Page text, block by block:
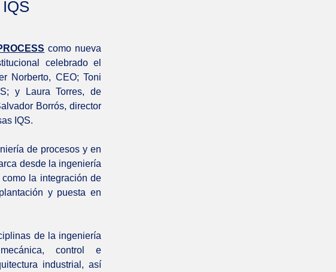
como nueva
celebrado el
Norberto, CEO; Toni
y Laura Torres, de
Borrós, director
IQS.
de procesos y en
desde la ingeniería
la integración de
y puesta en
de la ingeniería
control e
industrial, así